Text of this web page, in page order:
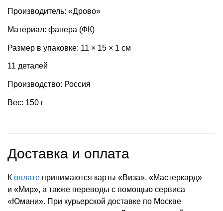
Производитель: «Дрово»
Материал: фанера (ФК)
Размер в упаковке: 11 × 15 × 1 см
11 деталей
Производство: Россия
Вес: 150 г
Доставка и оплата
К оплате принимаются карты «Виза», «Мастеркард»
и «Мир», а также переводы с помощью сервиса
«Юмани». При курьерской доставке по Москве